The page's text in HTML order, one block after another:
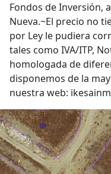
Fondos de Inversión,
Nueva.~El precio no
por Ley le pudiera
tales como IVA/ITP,
homologada de
disponemos de la
nuestra web: